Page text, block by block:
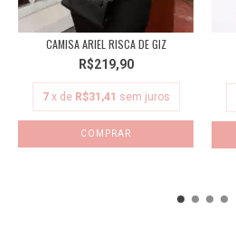
CAMISA ARIEL RISCA DE GIZ
R$219,90
7 x de R$31,41 sem juros
COMPRAR